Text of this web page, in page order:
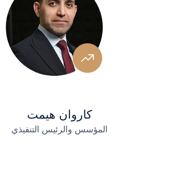
كاروان هيمت
المؤسس والرئيس التنفيذي